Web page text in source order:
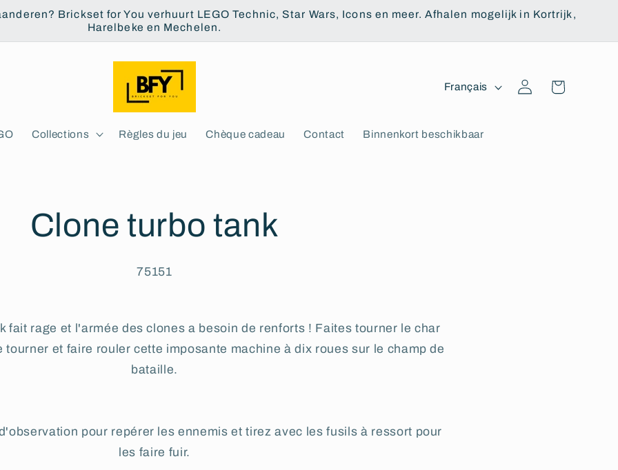
Brickset for You verhuurt LEGO Technic, Star Wars, Icons en meer. Afhalen mogelijk in Kortrijk,
Harelbeke en Mechelen.
Collections Règles du jeu Chèque cadeau Contact Binnenkort beschikbaar
L
n
Français ConnexionPanier
Clone turbo tank
75151
fait rage et l'armée des clones a besoin de renforts ! Faites tourner le char
tourner et faire rouler cette imposante machine à dix roues sur le champ de
bataille.
pour repérer les ennemis et tirez avec les fusils à ressort pour
les faire fuir.